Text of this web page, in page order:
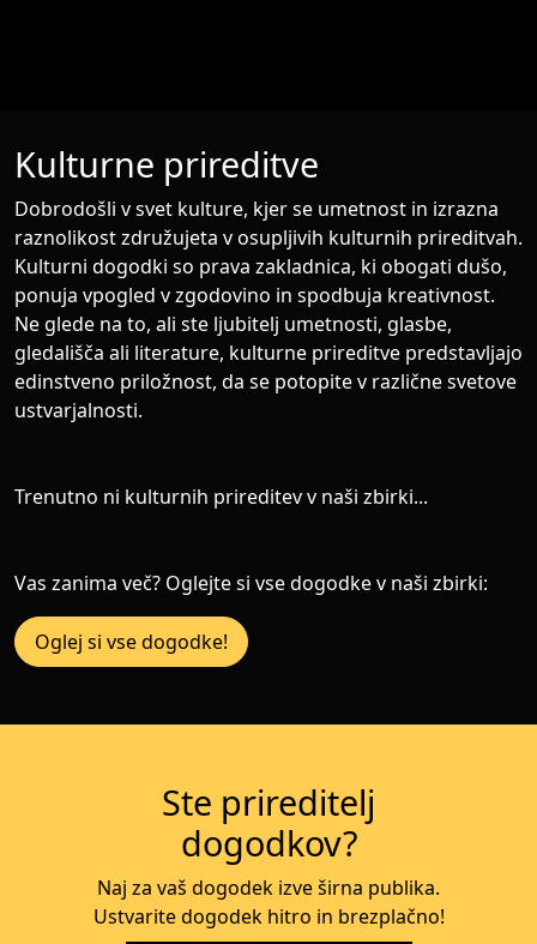
Kulturne prireditve
Dobrodošli v svet kulture, kjer se umetnost in izrazna
raznolikost združujeta v osupljivih kulturnih prireditvah.
Kulturni dogodki so prava zakladnica, ki obogati dušo,
ponuja vpogled v zgodovino in spodbuja kreativnost.
Ne glede na to, ali ste ljubitelj umetnosti, glasbe,
gledališča ali literature, kulturne prireditve predstavljajo
edinstveno priložnost, da se potopite v različne svetove
ustvarjalnosti.
Trenutno ni kulturnih prireditev v naši zbirki...
Vas zanima več? Oglejte si vse dogodke v naši zbirki:
Oglej si vse dogodke!
Ste prireditelj
dogodkov?
Naj za vaš dogodek izve širna publika.
Ustvarite dogodek hitro in brezplačno!